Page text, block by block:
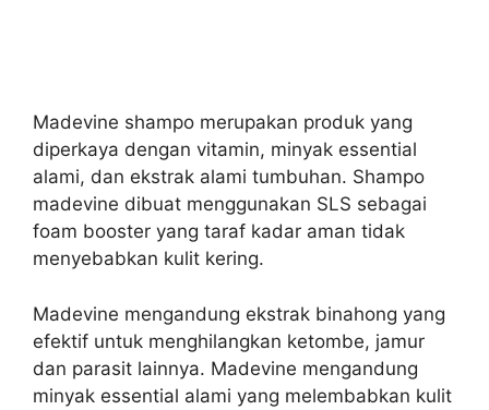
Madevine shampo merupakan produk yang
diperkaya dengan vitamin, minyak essential
alami, dan ekstrak alami tumbuhan. Shampo
madevine dibuat menggunakan SLS sebagai
foam booster yang taraf kadar aman tidak
menyebabkan kulit kering.
Madevine mengandung ekstrak binahong yang
efektif untuk menghilangkan ketombe, jamur
dan parasit lainnya. Madevine mengandung
minyak essential alami yang melembabkan kulit